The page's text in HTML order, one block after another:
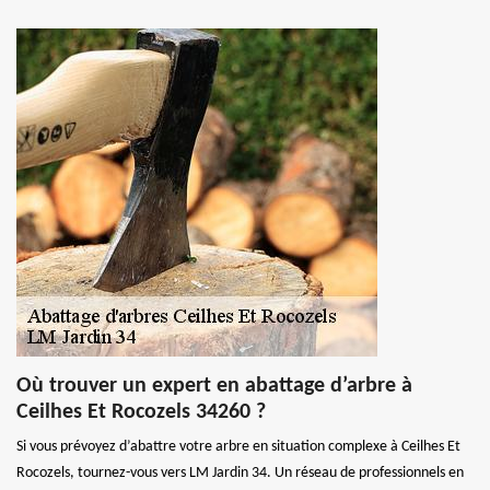
Où trouver un expert en abattage d’arbre à
Ceilhes Et Rocozels 34260 ?
Si vous prévoyez d’abattre votre arbre en situation complexe à Ceilhes Et
Rocozels, tournez-vous vers LM Jardin 34. Un réseau de professionnels en